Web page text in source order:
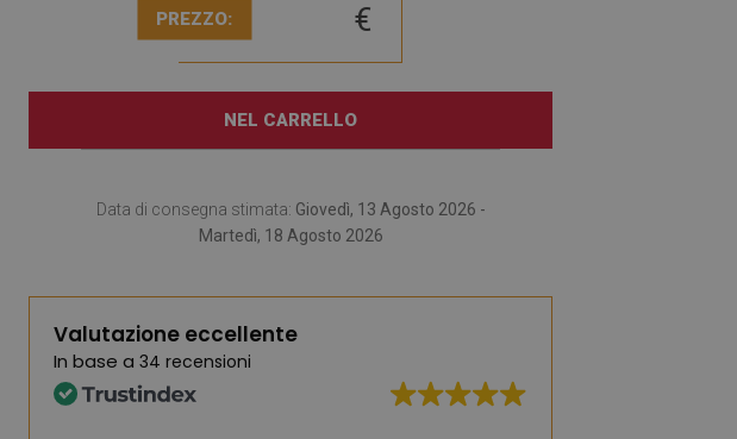
PREZZO: €
NEL CARRELLO
Data di consegna stimata: Giovedì, 13 Agosto 2026 -
Martedì, 18 Agosto 2026
Valutazione eccellente
In base a 34 recensioni